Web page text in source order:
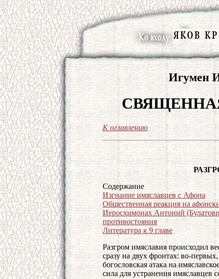
Игумен
К оглавлению
Содержание
Изгнание имяславцев с Афона
Общественная реакция на
Иеросхимонах Антоний
противостояния
Литература к 9 главе
Разгром имяславия происходил
сразу на двух фронтах: во-
богословская атака на
сила для устранения имяславцев